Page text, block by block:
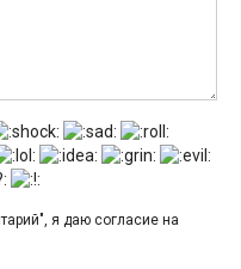
я даю согласие на